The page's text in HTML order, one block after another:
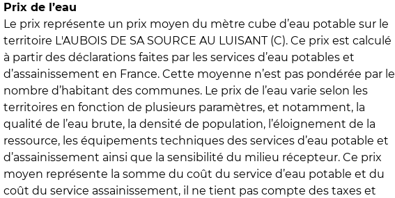
Prix de l’eau
Le prix représente un prix moyen du mètre cube d’eau potable sur le
territoire L'AUBOIS DE SA SOURCE AU LUISANT (C). Ce prix est calculé
à partir des déclarations faites par les services d’eau potables et
d’assainissement en France. Cette moyenne n’est pas pondérée par le
nombre d’habitant des communes. Le prix de l’eau varie selon les
territoires en fonction de plusieurs paramètres, et notamment, la
qualité de l’eau brute, la densité de population, l’éloignement de la
ressource, les équipements techniques des services d’eau potable et
d’assainissement ainsi que la sensibilité du milieu récepteur. Ce prix
moyen représente la somme du coût du service d’eau potable et du
coût du service assainissement, il ne tient pas compte des taxes et